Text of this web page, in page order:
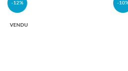
-12%
VENDU
-